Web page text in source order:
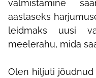
valmistamine
aastaseks
leidmaks uusi
meelerahu, mida
Olen hiljuti